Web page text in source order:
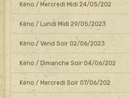
Kéno / Mercredi Midi 24/05/202
Kéno / Lundi Midi 29/05/2023
Kéno / Vend Soir 02/06/2023
Kéno / Dimanche Soir 04/06/202
Kéno / Mercredi Soir 07/06/202